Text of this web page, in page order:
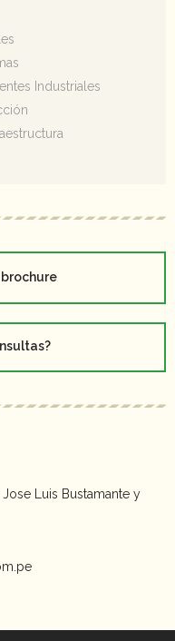
Industriales
Luis Bustamante y